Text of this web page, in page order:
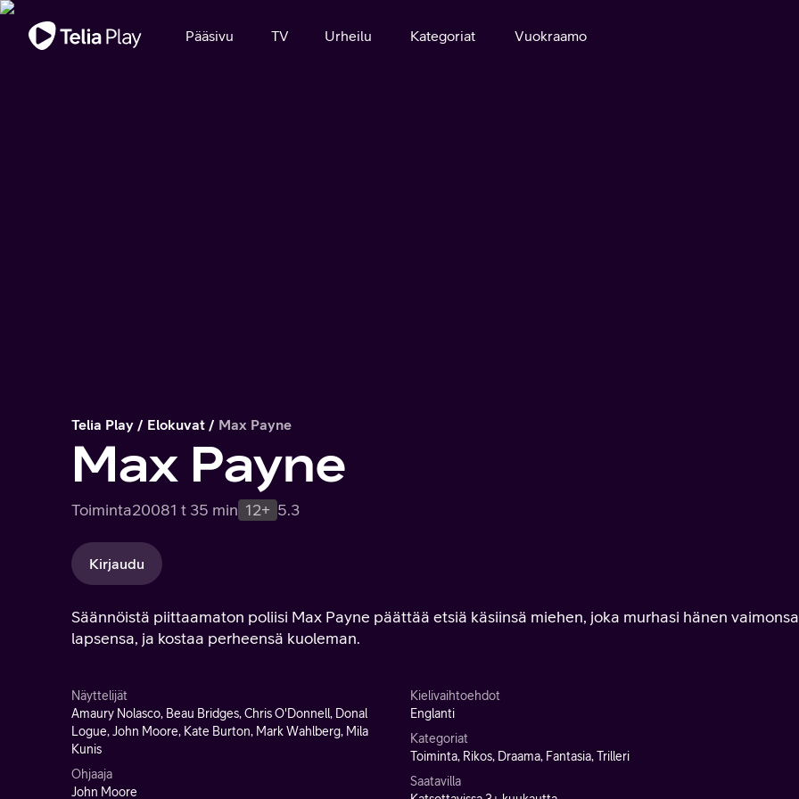
Tärkeä viesti
Pääsivu TV Urheilu Kategoriat Vuokraamo
Telia Play Elokuvat Max Payne
Max Payne
Toiminta20081 t 35 min 12+ 5.3
Kirjaudu
Säännöistä piittaamaton poliisi Max Payne päättää etsiä käsiinsä miehen, joka murhasi hänen
lapsensa, ja kostaa perheensä kuoleman.
Näyttelijät
Amaury Nolasco, Beau Bridges, Chris O'Donnell, Donal
Logue, John Moore, Kate Burton, Mark Wahlberg, Mila
Kunis
Ohjaaja
John Moore
Kielivaihtoehdot
Englanti
Kategoriat
Toiminta, Rikos, Draama, Fantasia, Trilleri
Saatavilla